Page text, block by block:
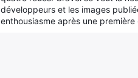
développeurs et les images
enthousiasme après une